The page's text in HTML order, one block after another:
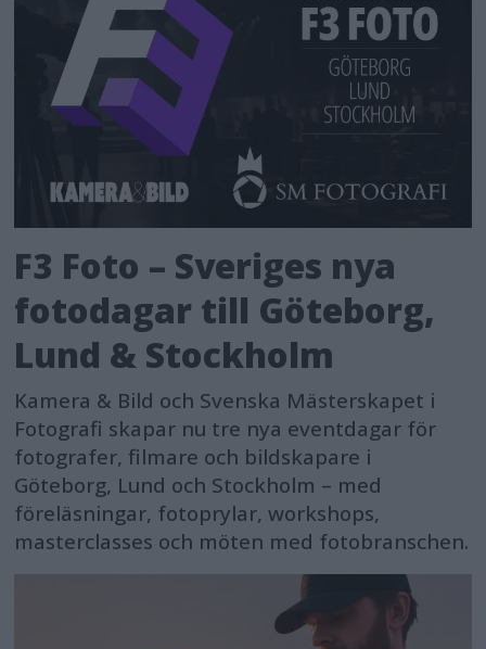
F3 Foto – Sveriges nya
fotodagar till Göteborg,
Lund & Stockholm
Kamera & Bild och Svenska Mästerskapet i
Fotografi skapar nu tre nya eventdagar för
fotografer, filmare och bildskapare i
Göteborg, Lund och Stockholm – med
föreläsningar, fotoprylar, workshops,
masterclasses och möten med fotobranschen.